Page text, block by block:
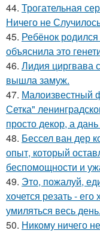
44. Трогательная
Ничего не
45. Ребёнок
объяснила это
46. Лидия циргвава
вышла замуж.
47. Малоизвестный
Сетка"
просто декор, а
48. Бессел ван дер
опыт, который
беспомощности и
49. Это, пожалуй,
хочется резать -
умиляться весь день.
50. Никому ничего